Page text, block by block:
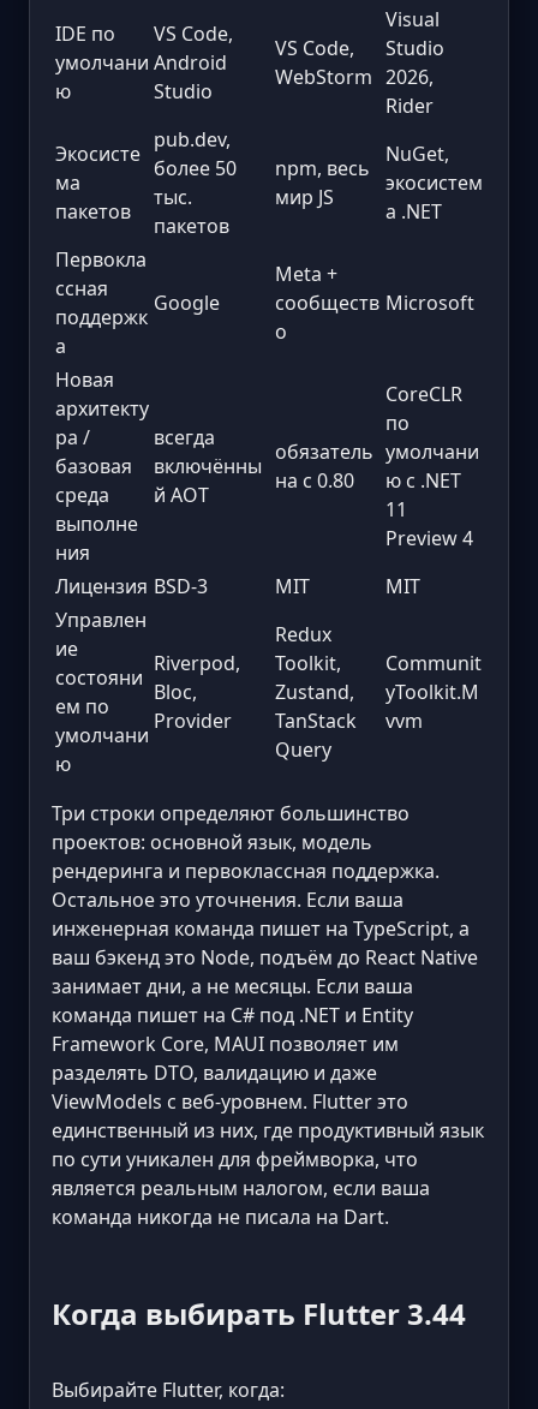
IDE по
умолчани
ю
VS Code,
Android
Studio
VS Code,
WebStorm
Visual
Studio
2026,
Rider
Экосисте
ма
пакетов
pub.dev,
более 50
тыс.
пакетов
npm, весь
мир JS
NuGet,
экосистем
а .NET
Первокла
ссная
поддержк
а
Google
Meta +
сообществ
о
Microsoft
Новая
архитекту
ра /
базовая
среда
выполне
ния
всегда
включённы
й AOT
обязатель
на с 0.80
CoreCLR
по
умолчани
ю с .NET
11
Preview 4
Лицензия BSD-3 MIT
MIT
Управлен
ие
состояни
ем по
умолчани
ю
Riverpod,
Bloc,
Provider
Redux
Toolkit,
Zustand,
TanStack
Query
Communit
yToolkit.M
vvm
Три строки определяют большинство
проектов: основной язык, модель
рендеринга и первоклассная поддержка.
Остальное это уточнения. Если ваша
инженерная команда пишет на TypeScript, а
ваш бэкенд это Node, подъём до React Native
занимает дни, а не месяцы. Если ваша
команда пишет на C# под .NET и Entity
Framework Core, MAUI позволяет им
разделять DTO, валидацию и даже
ViewModels с веб-уровнем. Flutter это
единственный из них, где продуктивный язык
по сути уникален для фреймворка, что
является реальным налогом, если ваша
команда никогда не писала на Dart.
Когда выбирать Flutter 3.44
Выбирайте Flutter, когда: